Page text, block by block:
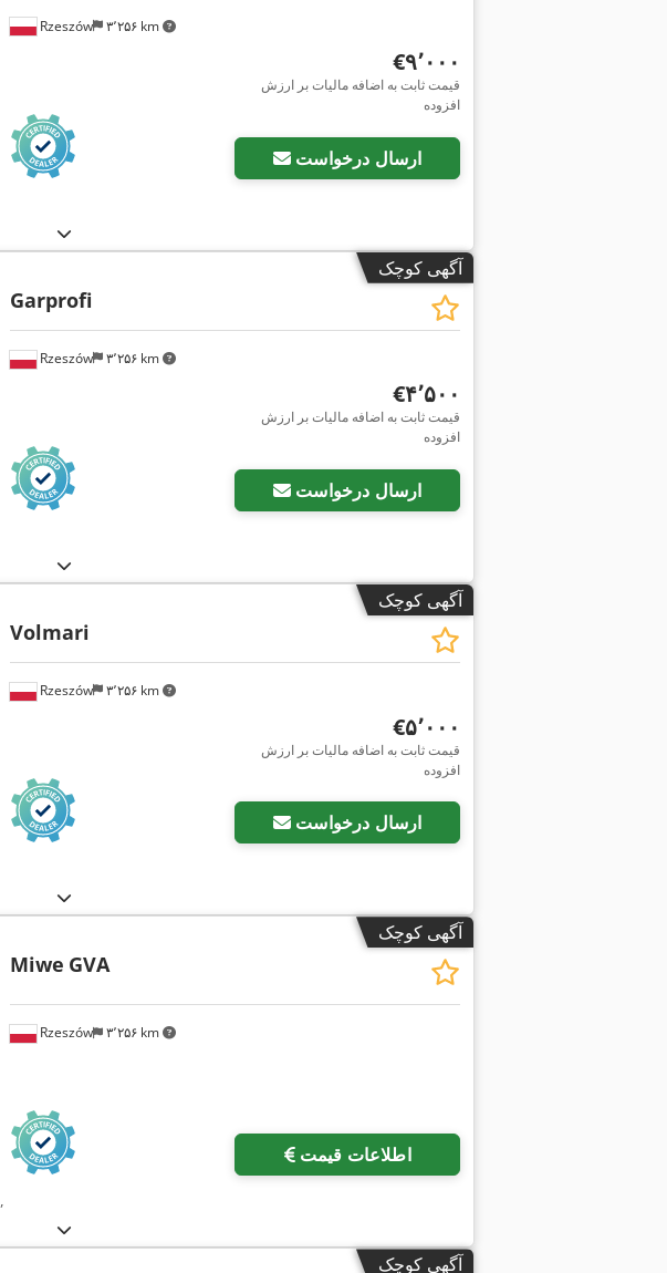
Rzeszów ۳٬۲۵۶ km
‎€۹٬۰۰۰
قیمت ثابت به اضافه مالیات بر ارزش
افزوده
ارسال درخواست
آگهی کوچک
Rzeszów ۳٬۲۵۶ km
Garprofi
‎€۴٬۵۰۰
قیمت ثابت به اضافه مالیات بر ارزش
افزوده
ارسال درخواست
آگهی کوچک
Rzeszów ۳٬۲۵۶ km
Volmari
‎€۵٬۰۰۰
قیمت ثابت به اضافه مالیات بر ارزش
افزوده
ارسال درخواست
آگهی کوچک
Rzeszów ۳٬۲۵۶ km
Miwe GVA
اطلاعات قیمت
,
آگهی کوچک